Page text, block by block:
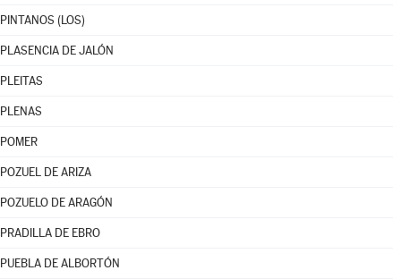
PINTANOS (LOS)
PLASENCIA DE JALÓN
PLEITAS
PLENAS
POMER
POZUEL DE ARIZA
POZUELO DE ARAGÓN
PRADILLA DE EBRO
PUEBLA DE ALBORTÓN